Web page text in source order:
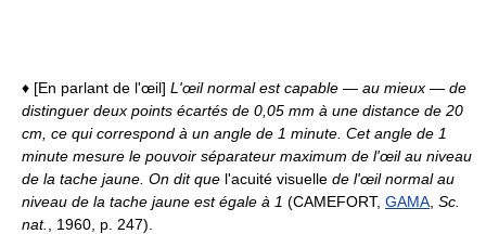
♦ [En parlant de l'œil] L'œil normal est capable — au mieux — de
distinguer deux points écartés de 0,05 mm à une distance de 20
cm, ce qui correspond à un angle de 1 minute. Cet angle de 1
minute mesure le pouvoir séparateur maximum de l'œil au niveau
de la tache jaune. On dit que l'acuité visuelle de l'œil normal au
niveau de la tache jaune est égale à 1 (CAMEFORT, GAMA Sc.
nat.
, 1960, p. 247).